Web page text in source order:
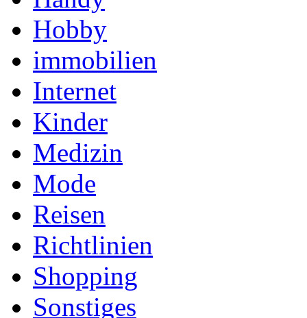
Hobby
immobilien
Internet
Kinder
Medizin
Mode
Reisen
Richtlinien
Shopping
Sonstiges